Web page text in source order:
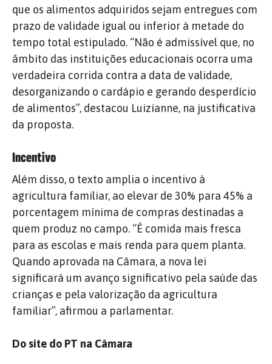
que os alimentos adquiridos sejam entregues com
prazo de validade igual ou inferior à metade do
tempo total estipulado. “Não é admissível que, no
âmbito das instituições educacionais ocorra uma
verdadeira corrida contra a data de validade,
desorganizando o cardápio e gerando desperdício
de alimentos”, destacou Luizianne, na justificativa
da proposta.
Incentivo
Além disso, o texto amplia o incentivo à
agricultura familiar, ao elevar de 30% para 45% a
porcentagem mínima de compras destinadas a
quem produz no campo. “É comida mais fresca
para as escolas e mais renda para quem planta.
Quando aprovada na Câmara, a nova lei
significará um avanço significativo pela saúde das
crianças e pela valorização da agricultura
familiar”, afirmou a parlamentar.
Do site do PT na Câmara